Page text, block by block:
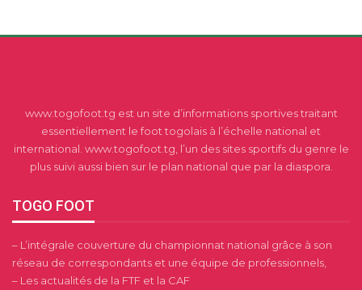
www.togofoot.tg est un site d’informations sportives traitant
essentiellement le foot togolais à l’échelle national et
international. www.togofoot.tg, l’un des sites sportifs du genre le
plus suivi aussi bien sur le plan national que par la diaspora.
TOGO FOOT
– L’intégrale couverture du championnat national grâce à son
réseau de correspondants et une équipe de professionnels,
– Les actualités de la FTF et la CAF